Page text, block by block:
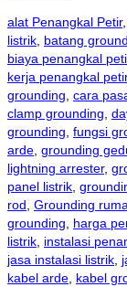
alat Penangkal Petir,
listrik, batang
biaya penangkal
kerja penangkal petir
grounding, cara
clamp grounding,
grounding, fungsi
arde, grounding
lightning arrester,
panel listrik,
rod, Grounding
grounding, harga
listrik, instalasi
jasa instalasi listrik,
kabel arde, kabel